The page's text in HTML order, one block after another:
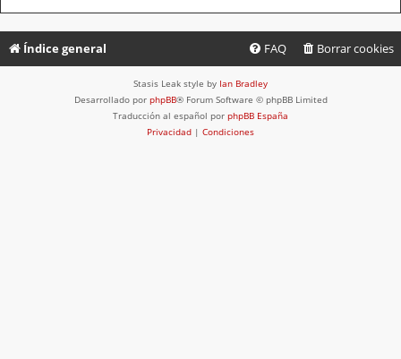
Índice general Borrar cookies
FAQ
Stasis Leak style by Ian Bradley
Desarrollado por phpBB® Forum Software © phpBB Limited
Traducción al español por phpBB España
Privacidad | Condiciones